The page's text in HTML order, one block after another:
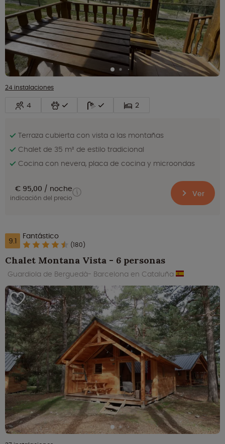
24 instalaciones
4 2
Terraza cubierta con vista a las montañas
Chalet de 35 m² de estilo tradicional
Cocina con nevera, placa de cocina y microondas
€ 95,00 noche
indicación del precio Ver
9.1 Fantástico
(180)
Chalet Montana Vista - 6 personas
Guardiola de Berguedà- Barcelona en Cataluña